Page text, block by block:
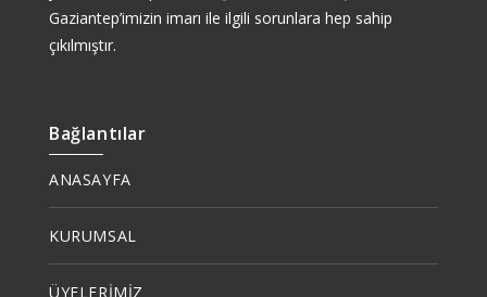
Gaziantep’imizin imarı ile ilgili sorunlara hep sahip
çıkılmıştır.
Bağlantılar
ANASAYFA
KURUMSAL
ÜYELERİMİZ